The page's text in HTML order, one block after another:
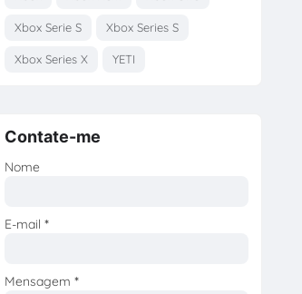
Xbox Serie S Xbox Series S
Xbox Series X YETI
Contate-me
Nome
E-mail *
Mensagem *